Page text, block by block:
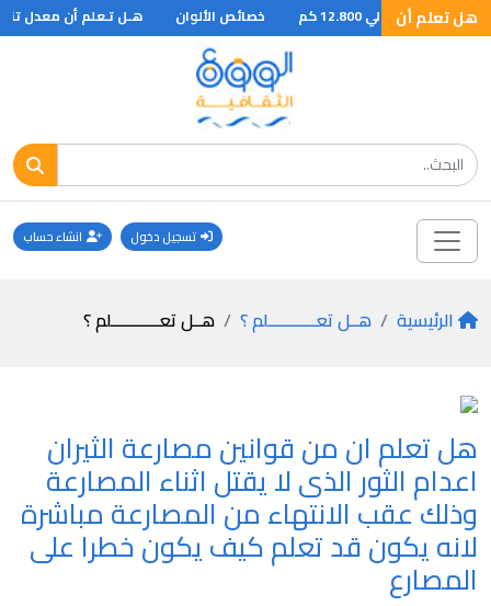
هل تعلم أن
حوالي 12.800 كم خصائص الألوان هـل تـعلم أن معدل
تسجيل دخول انشاء حساب
الرئيسية هــل تعـــــــــــلم ؟ هــل تعـــــــــــلم ؟
هل تعلم ان من قوانين مصارعة الثيران
اعدام الثور الذى لا يقتل اثناء المصارعة
وذلك عقب الانتهاء من المصارعة مباشرة
لانه يكون قد تعلم كيف يكون خطرا على
المصارع